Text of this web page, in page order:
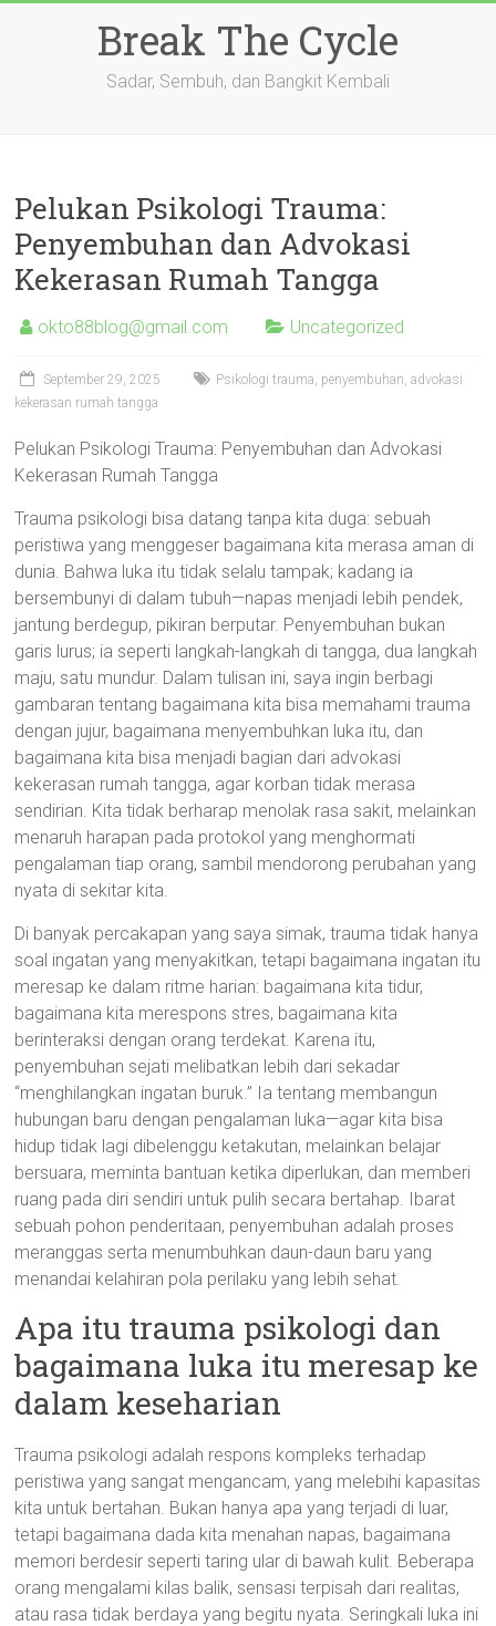
Break The Cycle
Sadar, Sembuh, dan Bangkit Kembali
Pelukan Psikologi Trauma:
Penyembuhan dan Advokasi
Kekerasan Rumah Tangga
okto88blog@gmail.com Uncategorized
September 29, 2025
Psikologi trauma, penyembuhan, advokasi
kekerasan rumah tangga
Pelukan Psikologi Trauma: Penyembuhan dan Advokasi
Kekerasan Rumah Tangga
Trauma psikologi bisa datang tanpa kita duga: sebuah
peristiwa yang menggeser bagaimana kita merasa aman di
dunia. Bahwa luka itu tidak selalu tampak; kadang ia
bersembunyi di dalam tubuh—napas menjadi lebih pendek,
jantung berdegup, pikiran berputar. Penyembuhan bukan
garis lurus; ia seperti langkah-langkah di tangga, dua langkah
maju, satu mundur. Dalam tulisan ini, saya ingin berbagi
gambaran tentang bagaimana kita bisa memahami trauma
dengan jujur, bagaimana menyembuhkan luka itu, dan
bagaimana kita bisa menjadi bagian dari advokasi
kekerasan rumah tangga, agar korban tidak merasa
sendirian. Kita tidak berharap menolak rasa sakit, melainkan
menaruh harapan pada protokol yang menghormati
pengalaman tiap orang, sambil mendorong perubahan yang
nyata di sekitar kita.
Di banyak percakapan yang saya simak, trauma tidak hanya
soal ingatan yang menyakitkan, tetapi bagaimana ingatan itu
meresap ke dalam ritme harian: bagaimana kita tidur,
bagaimana kita merespons stres, bagaimana kita
berinteraksi dengan orang terdekat. Karena itu,
penyembuhan sejati melibatkan lebih dari sekadar
“menghilangkan ingatan buruk.” Ia tentang membangun
hubungan baru dengan pengalaman luka—agar kita bisa
hidup tidak lagi dibelenggu ketakutan, melainkan belajar
bersuara, meminta bantuan ketika diperlukan, dan memberi
ruang pada diri sendiri untuk pulih secara bertahap. Ibarat
sebuah pohon penderitaan, penyembuhan adalah proses
meranggas serta menumbuhkan daun-daun baru yang
menandai kelahiran pola perilaku yang lebih sehat.
Apa itu trauma psikologi dan
bagaimana luka itu meresap ke
dalam keseharian
Trauma psikologi adalah respons kompleks terhadap
peristiwa yang sangat mengancam, yang melebihi kapasitas
kita untuk bertahan. Bukan hanya apa yang terjadi di luar,
tetapi bagaimana dada kita menahan napas, bagaimana
memori berdesir seperti taring ular di bawah kulit. Beberapa
orang mengalami kilas balik, sensasi terpisah dari realitas,
atau rasa tidak berdaya yang begitu nyata. Seringkali luka ini